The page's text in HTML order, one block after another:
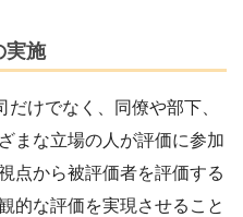
実施
けでなく、同僚や部下、
まな立場の人が評価に参加
点から被評価者を評価する
的な評価を実現させること